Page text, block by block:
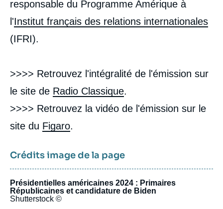
responsable du Programme Amérique à
l'Institut français des relations internationales
(IFRI).
>>>> Retrouvez l'intégralité de l'émission sur
le site de Radio Classique.
>>>> Retrouvez la vidéo de l'émission sur le
site du Figaro.
Crédits image de la page
Présidentielles américaines 2024 : Primaires
Républicaines et candidature de Biden
Shutterstock ©